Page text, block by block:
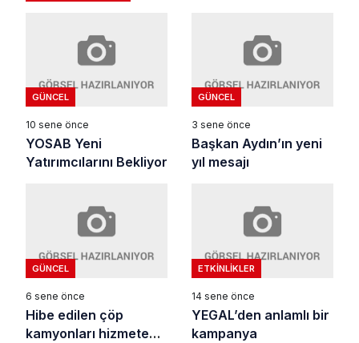
GÜNCEL
10 sene önce
YOSAB Yeni
Yatırımcılarını Bekliyor
GÜNCEL
3 sene önce
Başkan Aydın’ın yeni
yıl mesajı
GÜNCEL
6 sene önce
Hibe edilen çöp
kamyonları hizmete
ETKINLIKLER
14 sene önce
YEGAL’den anlamlı bir
kampanya